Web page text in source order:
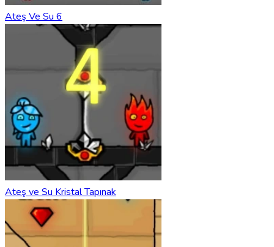
Ateş Ve Su 6
Ateş ve Su Kristal Tapınak